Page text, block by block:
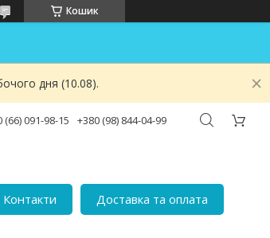
Кошик
дня (10.08).
(66) 091-98-15 +380 (98) 844-04-99
Контакти Доставка та оплата